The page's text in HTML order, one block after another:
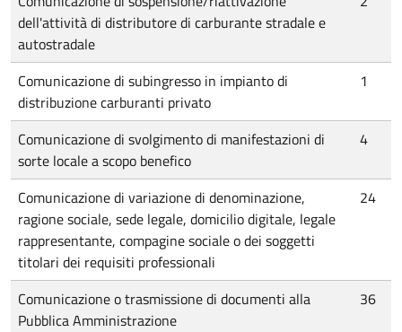
dell'attività di distributore di carburante stradale e
autostradale
Comunicazione di subingresso in impianto di
distribuzione carburanti privato
1
Comunicazione di svolgimento di manifestazioni di
sorte locale a scopo benefico
4
Comunicazione di variazione di denominazione,
ragione sociale, sede legale, domicilio digitale, legale
rappresentante, compagine sociale o dei soggetti
titolari dei requisiti professionali
24
Comunicazione o trasmissione di documenti alla
Pubblica Amministrazione
36